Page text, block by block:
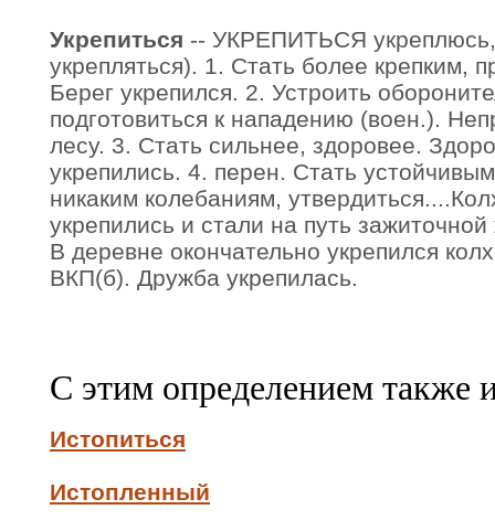
Укрепиться -- УКРЕПИТЬСЯ укреплюсь,
укрепляться). 1. Стать более крепким,
Берег укрепился. 2. Устроить
подготовиться к нападению (воен.).
лесу. 3. Стать сильнее, здоровее.
укрепились. 4. перен. Стать
никаким колебаниям,
укрепились и стали на путь
В деревне окончательно укрепился
ВКП(б). Дружба укрепилась.
С этим определением также
Истопиться
Истопленный